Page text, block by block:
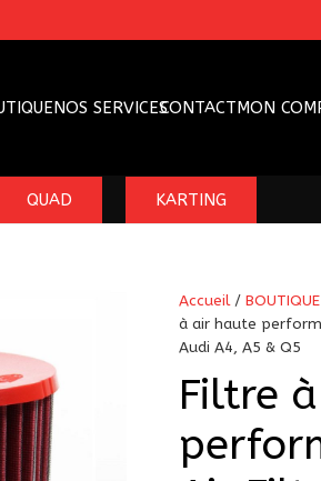
NOS SERVICESCONTACTMON
QUAD KARTING
Accueil/BOUTIQUE
à air haute
Audi A4, A5 & Q5
Filtre